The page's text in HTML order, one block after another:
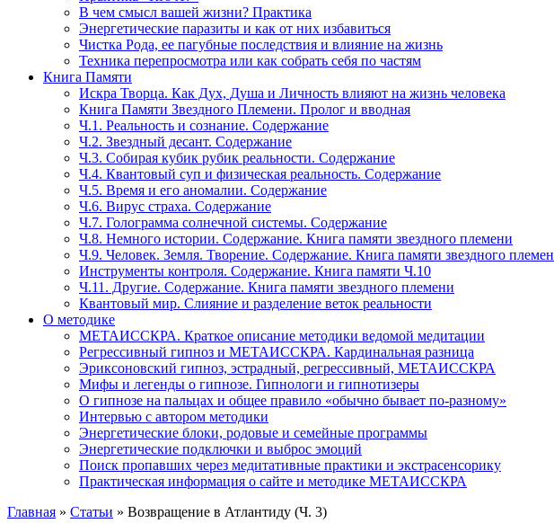
В чем смысл вашей жизни? Практика
Энергетические паразиты и как от них избавиться
Чистка Рода, ее пагубные последствия и влияние на жизнь
Техника перепросмотра или как собрать себя по частям
Книга Памяти
Искра Творца. Как Дух, Душа и Личность влияют на жизнь человека
Книга Памяти Звездного Племени. Пролог и вводная
Ч.1. Реальность и сознание. Содержание
Ч.2. Звездный десант. Содержание
Ч.3. Собирая кубик рубик реальности. Содержание
Ч.4. Квантовый суп и физическая реальность. Содержание
Ч.5. Время и его аномалии. Содержание
Ч.6. Вирус страха. Содержание
Ч.7. Голограмма солнечной системы. Содержание
Ч.8. Немного истории. Содержание. Книга памяти звездного племени
Ч.9. Человек. Земля. Творение. Содержание. Книга памяти звездного
Инструменты контроля. Содержание. Книга памяти Ч.10
Ч.11. Другие. Содержание. Книга памяти звездного племени
Квантовый мир. Слияние и разделение веток реальности
О методике
МЕТАИССКРА. Краткое описание методики ведомой медитации
Регрессивный гипноз и МЕТАИССКРА. Кардинальная разница
Эриксоновский гипноз, эстрадный, регрессивный, МЕТАИССКРА
Мифы и легенды о гипнозе. Гипнологи и гипнотизеры
О гипнозе на пальцах и общее правило «обычно бывает по-разному»
Интервью с автором методики
Энергетические блоки, родовые и семейные программы
Энергетические подключки и выброс эмоций
Поиск пропавших через медитативные практики и экстрасенсорику
Практическая информация о сайте и методике МЕТАИССКРА
Главная » Статьи » Возвращение в Атлантиду (Ч. 3)